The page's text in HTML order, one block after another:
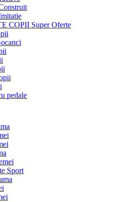
COPII Super Oferte
pedale
Sport